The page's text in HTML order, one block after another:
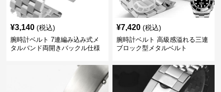
¥3,140 (税込)
腕時計ベルト 7連編み込み式メ
タルバンド両開きバックル仕様
¥7,420 (税込)
腕時計ベルト 高級感溢れる三連
ブロック型メタルベルト